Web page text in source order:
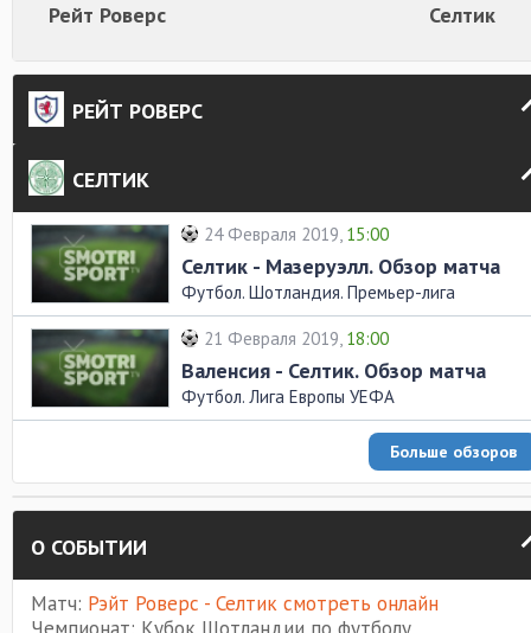
Рейт Роверс Селтик
РЕЙТ РОВЕРС
СЕЛТИК
24 Февраля 2019, 15:00
Селтик - Мазеруэлл. Обзор матча
Футбол. Шотландия. Премьер-лига
21 Февраля 2019, 18:00
Валенсия - Селтик. Обзор матча
Футбол. Лига Европы УЕФА
Больше обзоров
О СОБЫТИИ
Матч: Рэйт Роверс - Селтик смотреть онлайн